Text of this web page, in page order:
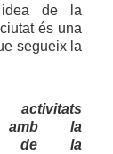
de la
és una
segueix la
amb la
de la